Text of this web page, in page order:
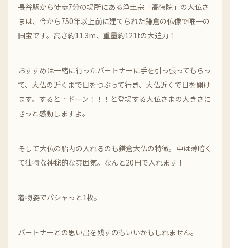
長谷駅から徒歩7分の場所にある浄土宗「高徳院」の大仏さ
まは、今から750年以上前に建てられた鎌倉の仏像で唯一の
国宝です。高さ約11.3m、重量約121tの大迫力！
おすすめは一緒に行ったパートナーに手を引っ張ってもらっ
て、大仏の近くまで目をつぶって行き、大仏近くで目を開け
ます。すると…ドーン！！！と登場する大仏さまの大きさに
きっと感動しますよ。
そして大仏の胎内の入れるのも鎌倉大仏の特徴。中は薄暗く
て独特な神秘的な雰囲気。なんと20円で入れます！
着物姿でパシャっと1枚。
パートナーとの思い出を残すのもいいかもしれません。